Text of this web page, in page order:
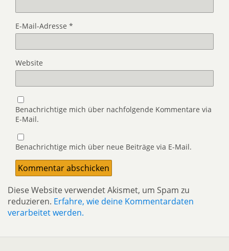
E-Mail-Adresse *
Website
Benachrichtige mich über nachfolgende Kommentare via
E-Mail.
Benachrichtige mich über neue Beiträge via E-Mail.
Diese Website verwendet Akismet, um Spam zu
reduzieren. Erfahre, wie deine Kommentardaten
verarbeitet werden.